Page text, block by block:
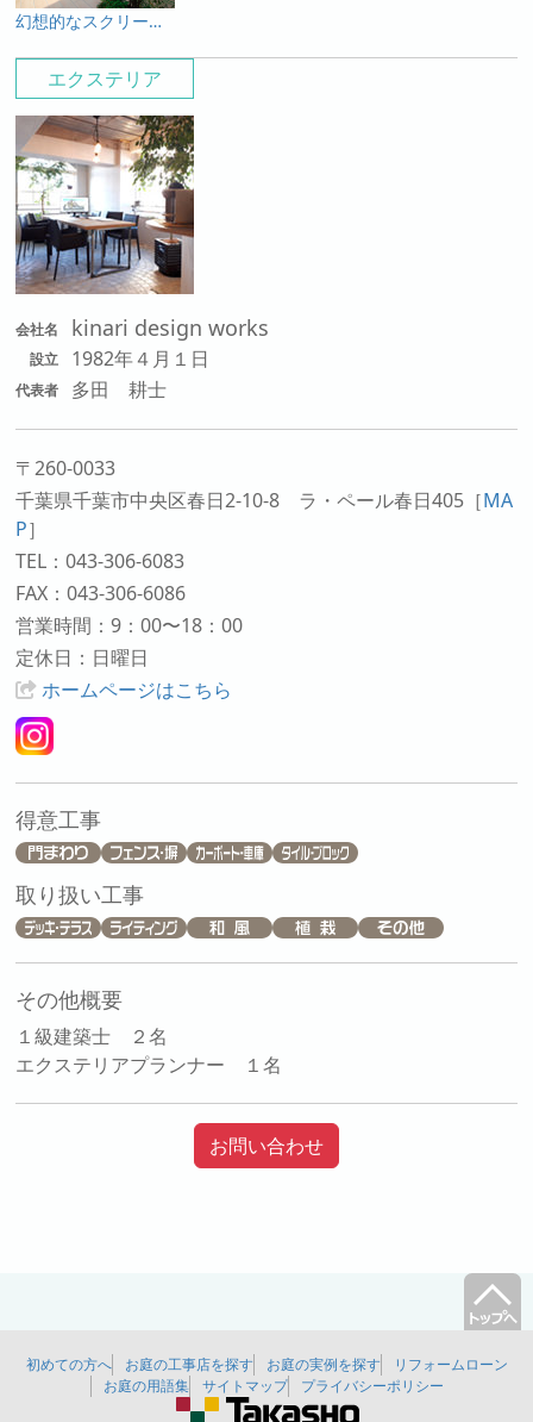
エクステリア
会社名 kinari design works
設立 1982年４月１日
代表者 多田 耕士
〒260-0033
千葉県千葉市中央区春日2-10-8 ラ・ペール春日405 ［MA
P］
TEL：043-306-6083
FAX：043-306-6086
営業時間：9：00〜18：00
定休日：日曜日
ホームページはこちら
得意工事
取り扱い工事
その他概要
１級建築士 ２名
エクステリアプランナー １名
お問い合わせ
幻想的なスクリーンに照らし出されるナイトテラス。 ヒメシャラのシルエットが、艶やかに揺らぐひと時。
初めての方へ お庭の工事店を探す お庭の実例を探す
リフォームローン
お庭の用語集
サイトマップ プライバシーポリシー